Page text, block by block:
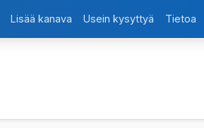
Lisää kanava Usein kysyttyä Tietoa